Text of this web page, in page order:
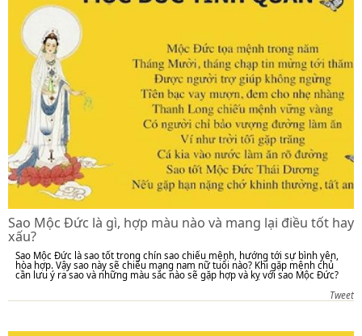
Sao Mộc Đức là gì, hợp màu nào và mang lại điều tốt hay
xấu?
Sao Mộc Đức là sao tốt trong chín sao chiếu mệnh, hướng tới sự bình yên,
hòa hợp. Vậy sao này sẽ chiếu mạng nam nữ tuổi nào? Khi gặp mệnh chủ
cần lưu ý ra sao và những màu sắc nào sẽ gặp hợp và kỵ với sao Mộc Đức?
Tweet